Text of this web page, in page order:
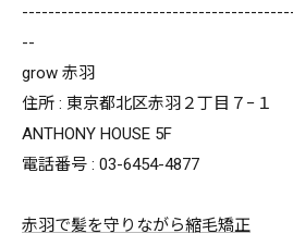
--
grow 赤羽
住所 : 東京都北区赤羽２丁目７−１
ANTHONY HOUSE 5F
電話番号 : 03-6454-4877
赤羽で髪を守りながら縮毛矯正